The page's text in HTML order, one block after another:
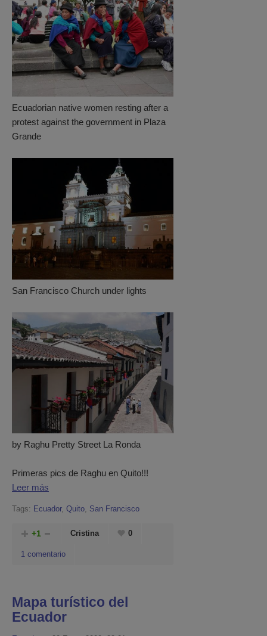
Ecuadorian native women resting after a
protest against the government in Plaza
Grande
San Francisco Church under lights
by Raghu Pretty Street La Ronda
Primeras pics de Raghu en Quito!!!
Leer más
Tags: Ecuador, Quito San Francisco
+1 Cristina 0
1 comentario
Mapa turístico del
Ecuador